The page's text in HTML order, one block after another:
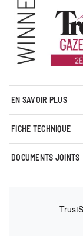
EN SAVOIR PLUS
FICHE TECHNIQUE
DOCUMENTS JOINTS